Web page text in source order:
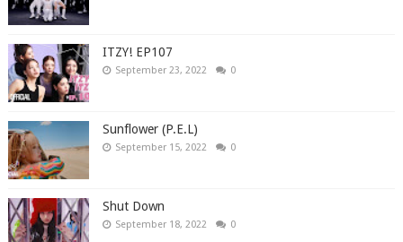
ITZY! EP107
September 23, 2022 0
Sunflower (P.E.L)
September 15, 2022 0
Shut Down
September 18, 2022 0